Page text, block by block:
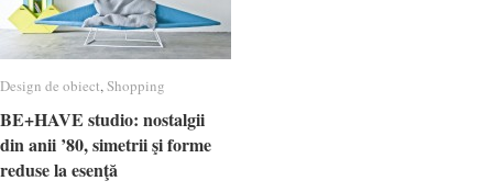
Design de obiect,Shopping
BE+HAVE studio: nostalgii
din anii ’80, simetrii şi forme
reduse la esenţă
Design de obiect Shopping
BE+HAVE studio: nostalgii
din anii ’80, simetrii şi forme
reduse la esenţă